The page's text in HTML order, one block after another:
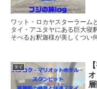
ワット・ロカヤスターラーム
タイ・アユタヤにある巨大寝
そべるお釈迦様が美しくつい
タイ